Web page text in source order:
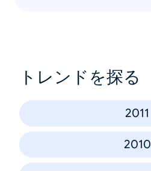
トレンドを探る
2011
2010